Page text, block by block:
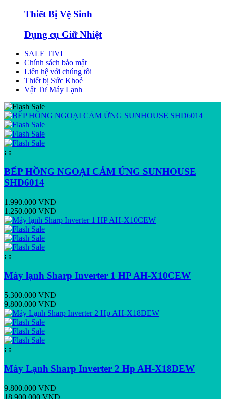
Thiết Bị Vệ Sinh
Dụng cụ Giữ Nhiệt
SALE TIVI
Chính sách bảo mật
Liên hệ với chúng tôi
Thiết bị Sức Khoẻ
Vật Tư Máy Lạnh
: :
BẾP HỒNG NGOẠI CẢM ỨNG SUNHOUSE
SHD6014
1.990.000 VNĐ
1.250.000 VNĐ
: :
Máy lạnh Sharp Inverter 1 HP AH-X10CEW
5.300.000 VNĐ
9.800.000 VNĐ
: :
Máy Lạnh Sharp Inverter 2 Hp AH-X18DEW
9.800.000 VNĐ
18.900.000 VNĐ